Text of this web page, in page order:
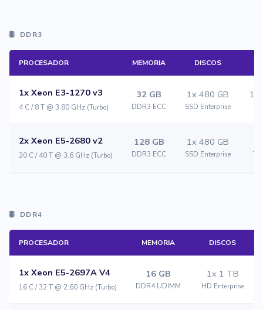
DDR3
PROCESADOR MEMORIA DISCOS
1x Xeon E3-1270 v3
4 C / 8 T @ 3.80 GHz (Turbo)
32 GB
DDR3 ECC
1x 480 GB
SSD Enterprise
1
2x Xeon E5-2680 v2
20 C / 40 T @ 3.6 GHz (Turbo)
128 GB
DDR3 ECC
1x 480 GB
SSD Enterprise
DDR4
PROCESADOR MEMORIA DISCOS
1x Xeon E5-2697A V4
16 C / 32 T @ 2.60 GHz (Turbo)
16 GB
DDR4 UDIMM
1x 1 TB
HD Enterprise